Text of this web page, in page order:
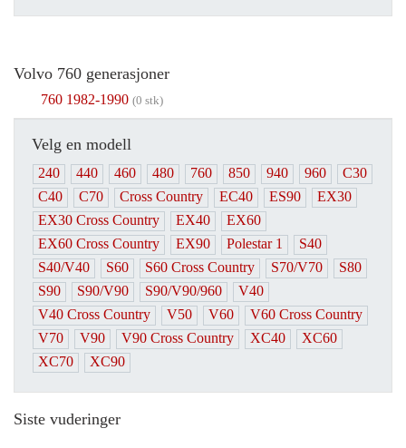
Volvo 760 generasjoner
760 1982-1990 (0 stk)
Velg en modell
240 440 460 480 760 850 940 960
C30
C40
C70 Cross Country EC40 ES90
EX30
EX30 Cross Country
EX40
EX60
EX60 Cross Country
EX90 Polestar 1
S40
S40/V40
S60 S60 Cross Country S70/V70
S80
S90
S90/V90 S90/V90/960
V40
V40 Cross Country
V50 V60
V60 Cross Country
V70
V90 V90 Cross Country XC40
XC60
XC70
XC90
Siste vuderinger